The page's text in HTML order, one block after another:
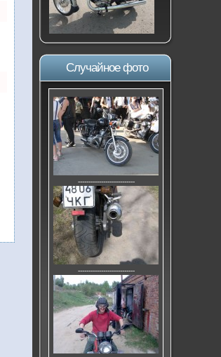
Случайное фото
---------------------------
---------------------------